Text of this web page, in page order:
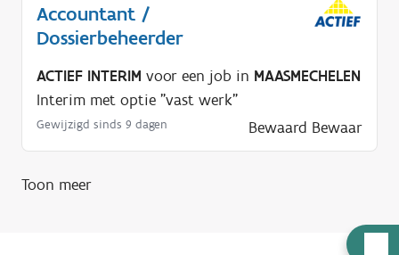
Accountant /
Dossierbeheerder
ACTIEF INTERIM voor een job in MAASMECHELEN
Interim met optie "vast werk"
Gewijzigd sinds 9 dagen Bewaard Bewaar
Toon meer